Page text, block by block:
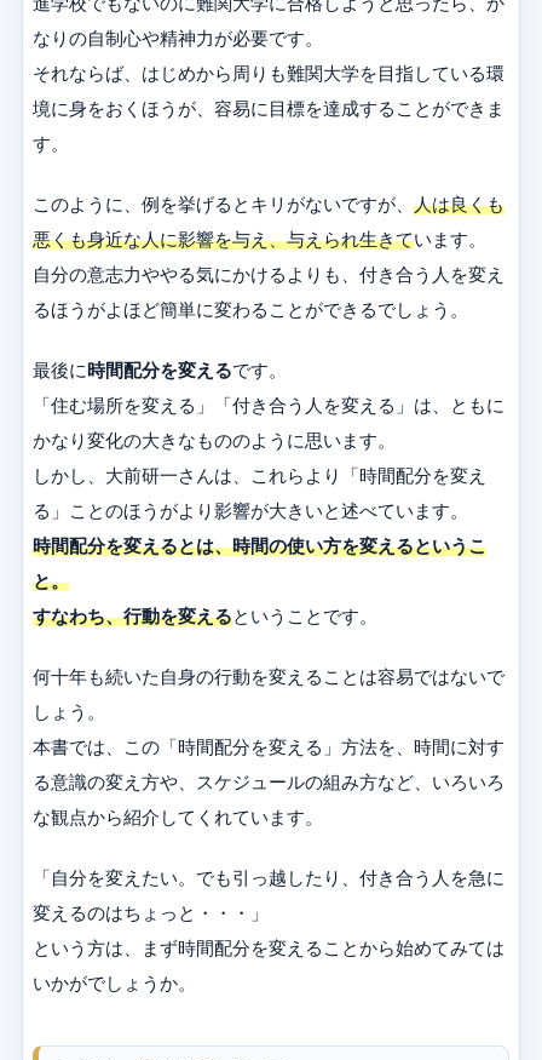
なりの自制心や精神力が必要です。
それならば、はじめから周りも難関大学を目指している環
境に身をおくほうが、容易に目標を達成することができま
す。
このように、例を挙げるとキリがないですが、 人は良くも
悪くも身近な人に影響を与え、与えられ生きています。
自分の意志力ややる気にかけるよりも、付き合う人を変え
るほうがよほど簡単に変わることができるでしょう。
最後に時間配分を変えるです。
「住む場所を変える」「付き合う人を変える」は、ともに
かなり変化の大きなもののように思います。
しかし、大前研一さんは、これらより「時間配分を変え
る」ことのほうがより影響が大きいと述べています。
時間配分を変えるとは、時間の使い方を変えるというこ
と。
すなわち、行動を変えるということです。
何十年も続いた自身の行動を変えることは容易ではないで
しょう。
本書では、この「時間配分を変える」方法を、時間に対す
る意識の変え方や、スケジュールの組み方など、いろいろ
な観点から紹介してくれています。
「自分を変えたい。でも引っ越したり、付き合う人を急に
変えるのはちょっと・・・」
という方は、まず時間配分を変えることから始めてみては
いかがでしょうか。